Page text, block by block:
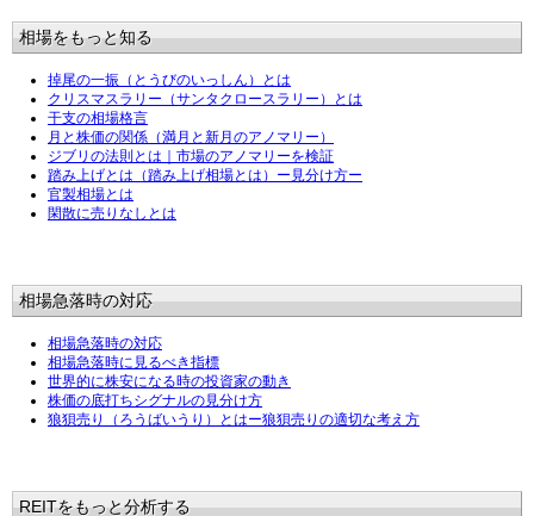
相場をもっと知る
掉尾の一振（とうびのいっしん）とは
クリスマスラリー（サンタクロースラリー）とは
干支の相場格言
月と株価の関係（満月と新月のアノマリー）
ジブリの法則とは｜市場のアノマリーを検証
踏み上げとは（踏み上げ相場とは）ー見分け方ー
官製相場とは
閑散に売りなしとは
相場急落時の対応
相場急落時の対応
相場急落時に見るべき指標
世界的に株安になる時の投資家の動き
株価の底打ちシグナルの見分け方
狼狽売り（ろうばいうり）とはー狼狽売りの適切な考え方
REITをもっと分析する